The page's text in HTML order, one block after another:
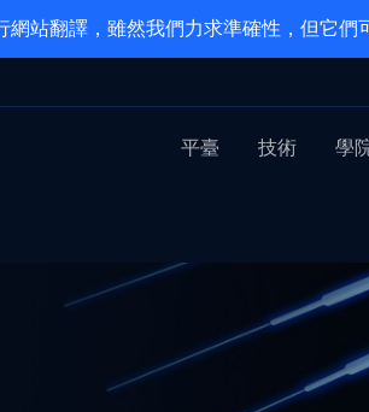
站翻譯，雖然我們力求準確性，但它們
平臺 技術 學